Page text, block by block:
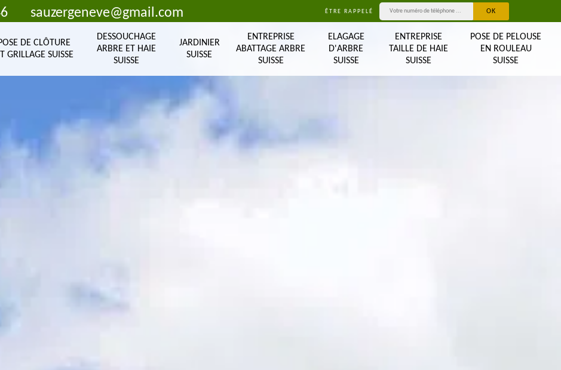
sauzergeneve@gmail.com ÊTRE RAPPELÉ
DE CLÔTURE
GRILLAGE SUISSE
DESSOUCHAGE
ARBRE ET HAIE
SUISSE
JARDINIER
SUISSE
ENTREPRISE
ABATTAGE ARBRE
SUISSE
ELAGAGE
D'ARBRE
SUISSE
ENTREPRISE
TAILLE DE HAIE
SUISSE
POSE DE PELOUSE
EN ROULEAU
SUISSE